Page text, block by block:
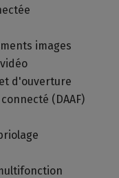
images
d'ouverture
(DAAF)